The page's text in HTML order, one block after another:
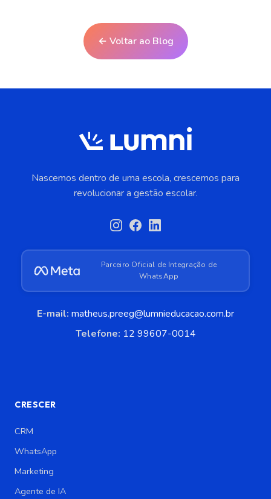
← Voltar ao Blog
Nascemos dentro de uma escola, crescemos para
revolucionar a gestão escolar.
Parceiro Oficial de Integração de
WhatsApp
E-mail: matheus.preeg@lumnieducacao.com.br
Telefone: 12 99607-0014
CRESCER
CRM
WhatsApp
Marketing
Agente de IA